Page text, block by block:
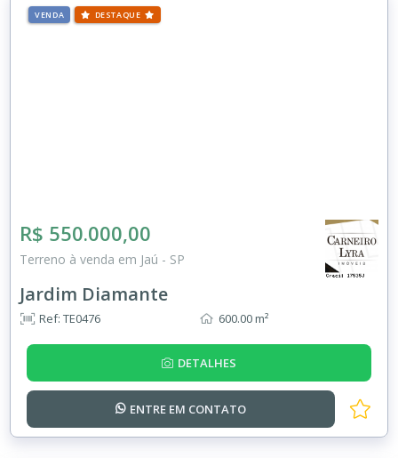
VENDA DESTAQUE
R$ 550.000,00
Terreno à venda em Jaú - SP
Jardim Diamante
Ref: TE0476 600.00 m²
DETALHES
ENTRE EM CONTATO